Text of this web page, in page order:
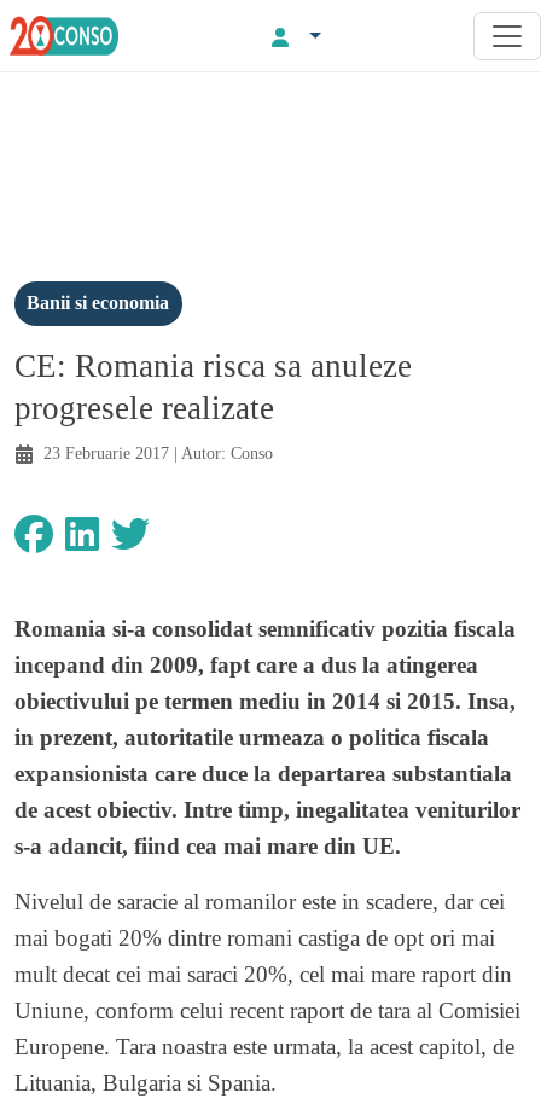
Banii si economia
CE: Romania risca sa anuleze
progresele realizate
23 Februarie 2017 | Autor: Conso
Romania si-a consolidat semnificativ pozitia fiscala
incepand din 2009, fapt care a dus la atingerea
obiectivului pe termen mediu in 2014 si 2015. Insa,
in prezent, autoritatile urmeaza o politica fiscala
expansionista care duce la departarea substantiala
de acest obiectiv. Intre timp, inegalitatea veniturilor
s-a adancit, fiind cea mai mare din UE.
Nivelul de saracie al romanilor este in scadere, dar cei
mai bogati 20% dintre romani castiga de opt ori mai
mult decat cei mai saraci 20%, cel mai mare raport din
Uniune, conform celui recent raport de tara al Comisiei
Europene. Tara noastra este urmata, la acest capitol, de
Lituania, Bulgaria si Spania.